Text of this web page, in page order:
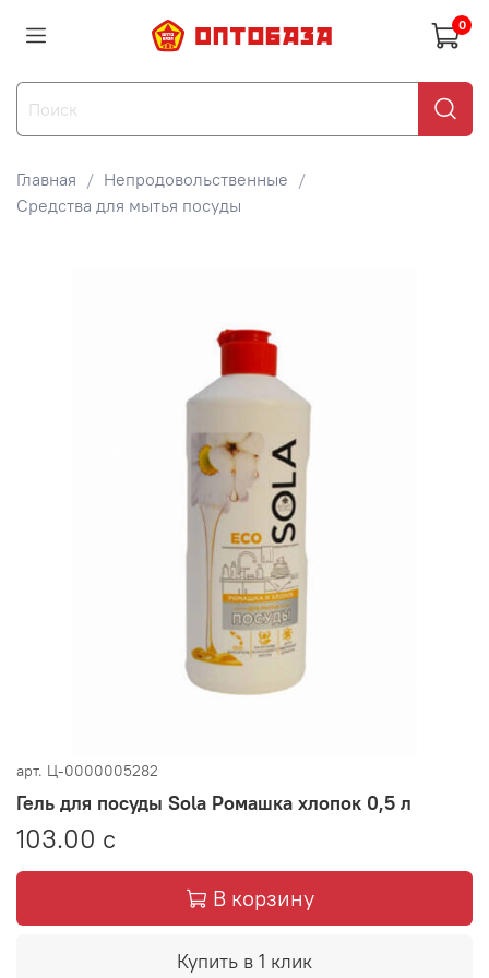
0
Главная
Непродовольственные
Средства для мытья посуды
арт. Ц-0000005282
Гель для посуды Sola Ромашка хлопок 0,5 л
103.00 с
В корзину
Купить в 1 клик